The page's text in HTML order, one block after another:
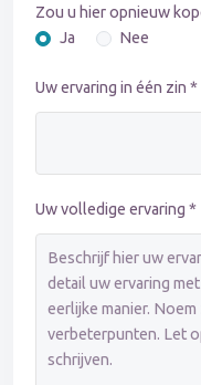
Zou u hier opnieuw
Ja
Nee
Uw ervaring in één zin *
Uw volledige ervaring *